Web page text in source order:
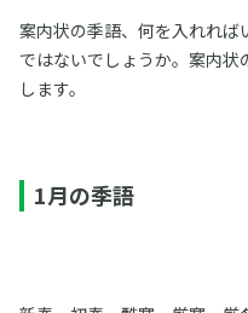
案内状の季語、何を入れれば
ではないでしょうか。案内
します。
1月の季語